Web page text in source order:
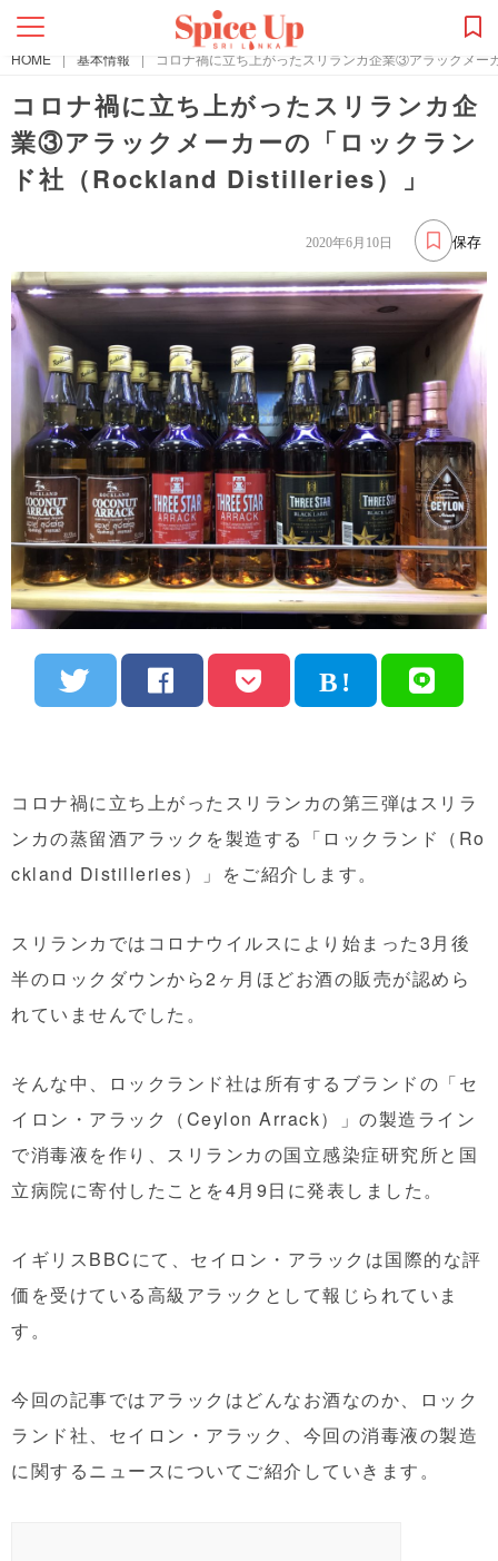
HOME | 基本情報 | コロナ禍に立ち上がったスリランカ企業③アラックメ
コロナ禍に立ち上がったスリランカ企
業③アラックメーカーの「ロックラン
ド社（Rockland Distilleries）」
保存
2020年6月10日
コロナ禍に立ち上がったスリランカの第三弾はスリラ
ンカの蒸留酒アラックを製造する「ロックランド（Ro
ckland Distilleries）」をご紹介します。
スリランカではコロナウイルスにより始まった3月後
半のロックダウンから2ヶ月ほどお酒の販売が認めら
れていませんでした。
そんな中、ロックランド社は所有するブランドの「セ
イロン・アラック（Ceylon Arrack）」の製造ライン
で消毒液を作り、 スリランカの国立感染症研究所と国
立病院に寄付したことを4月9日に発表しました。
イギリスBBCにて、セイロン・アラックは国際的な評
価を受けている高級アラックとして報じられていま
す。
今回の記事ではアラックはどんなお酒なのか、ロック
ランド社、セイロン・アラック、今回の消毒液の製造
に関するニュースについてご紹介していきます。